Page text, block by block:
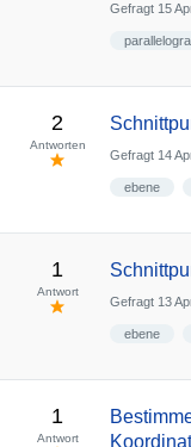
Gefragt 15
2
Antworten
Gefragt 14
ebene
1
Antwort
Gefragt 13
ebene
1
Antwort